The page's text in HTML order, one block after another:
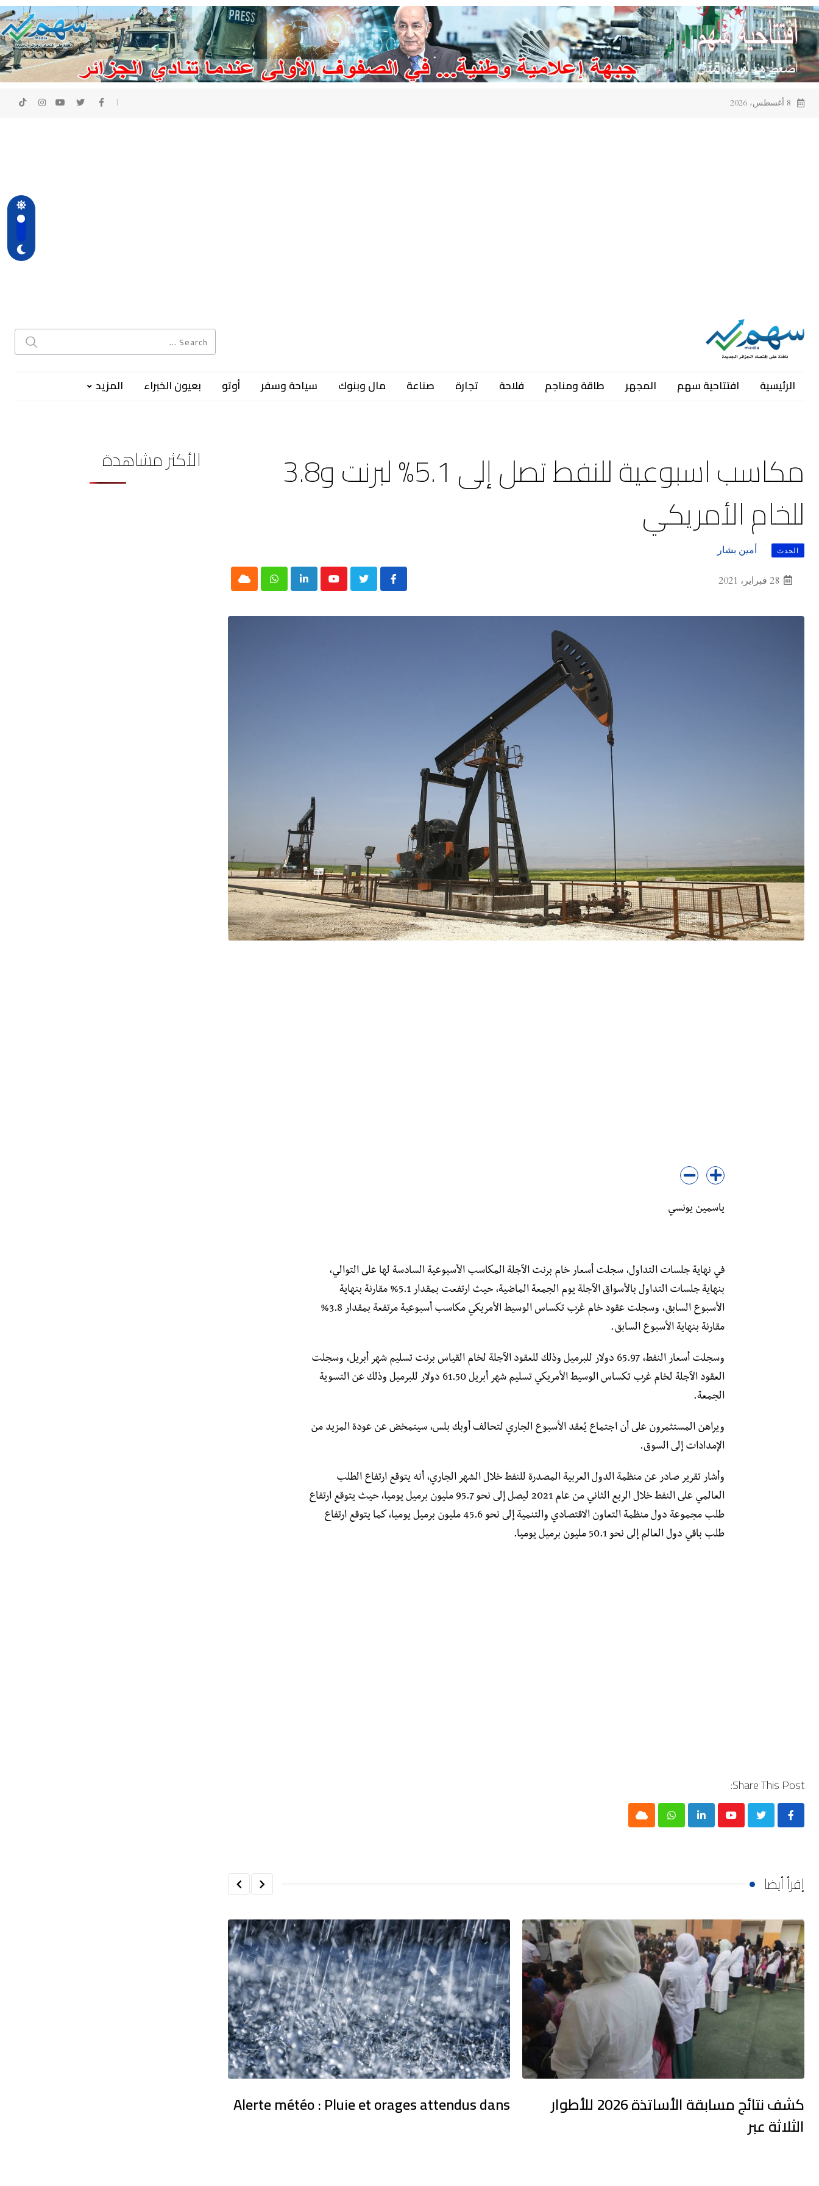
Skip
to
content
8 أغسطس، 2026
الرئيسية افتتاحية سهم المجهر طاقة ومناجم فلاحة تجارة صناعة مال وبنوك سياحة وسفر أوتو بعيون الخبراء المزيد
مكاسب اسبوعية للنفط تصل إلى 5.1% لبرنت و3.8
للخام الأمريكي
الحدث أمين بشار
28 فبراير، 2021 Youtube
LinkedIn
Whatsapp
Cloud
ياسمين يونسي
في نهاية جلسات التداول، سجلت أسعار خام برنت الآجلة المكاسب الأسبوعية السادسة لها على التوالي،
بنهاية جلسات التداول بالأسواق الآجلة يوم الجمعة الماضية، حيث ارتفعت بمقدار 5.1% مقارنة بنهاية
الأسبوع السابق، وسجلت عقود خام غرب تكساس الوسيط الأمريكي مكاسب أسبوعية مرتفعة بمقدار 3.8%
مقارنة بنهاية الأسبوع السابق.
وسجلت أسعار النفط، 65.97 دولار للبرميل وذلك للعقود الآجلة لخام القياس برنت تسليم شهر أبريل، وسجلت
العقود الآجلة لخام غرب تكساس الوسيط الأمريكي تسليم شهر أبريل 61.50 دولار للبرميل وذلك عن التسوية
الجمعة.
ويراهن المستثمرون على أن اجتماع يُعقد الأسبوع الجاري لتحالف أوبك بلس، سيتمخض عن عودة المزيد من
الإمدادات إلى السوق.
وأشار تقرير صادر عن منظمة الدول العربية المصدرة للنفط خلال الشهر الجاري، أنه يتوقع ارتفاع الطلب
العالمي على النفط خلال الربع الثاني من عام 2021 ليصل إلى نحو 95.7 مليون برميل يوميا، حيث يتوقع ارتفاع
طلب مجموعة دول منظمة التعاون الاقتصادي والتنمية إلى نحو 45.6 مليون برميل يوميا، كما يتوقع ارتفاع
طلب باقي دول العالم إلى نحو 50.1 مليون برميل يوميا.
Share This Post:
Youtube
LinkedIn
Whatsapp
Cloud
إقرأ أيضا
كشف نتائج مسابقة الأساتذة 2026 للأطوار
الثلاثة عبر
Alerte météo : Pluie et orages attendus dans
الأكثر مشاهدة